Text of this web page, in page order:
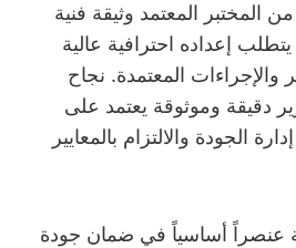
المختبر المعتمد وثيقة فنية
يتطلب إعداده احترافية عالية
والإجراءات المعتمدة. نجاح
دقيقة وموثوقة يعتمد على
الجودة والالتزام بالمعايير
عنصراً أساسياً في ضمان جودة